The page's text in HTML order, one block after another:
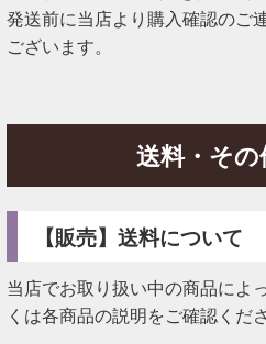
発送前に当店より購入確認のご
ございます。
送料・そ
【販売】送料について
当店でお取り扱い中の商品によ
くは各商品の説明をご確認くださ